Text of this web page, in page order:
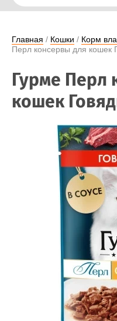
Главная / Кошки / Корм
Перл консервы для кошек
Гурме Перл
кошек